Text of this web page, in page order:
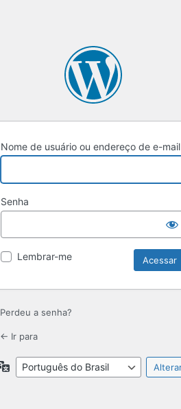
Nome de usuário ou endereço de e-mail
Senha
Lembrar-me
Perdeu a senha?
← Ir para
Idioma